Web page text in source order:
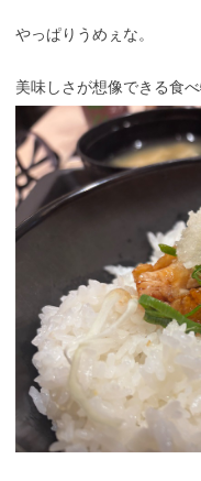
やっぱりうめぇな。
美味しさが想像できる食